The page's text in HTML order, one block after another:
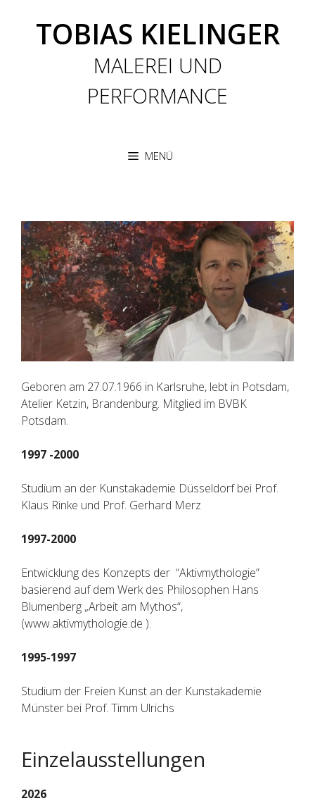
TOBIAS KIELINGER
MALEREI UND
PERFORMANCE
MENÜ
Geboren am 27.07.1966 in Karlsruhe, lebt in Potsdam,
Atelier Ketzin, Brandenburg. Mitglied im BVBK
Potsdam.
1997 -2000
Studium an der Kunstakademie Düsseldorf bei Prof.
Klaus Rinke und Prof. Gerhard Merz
1997-2000
Entwicklung des Konzepts der “Aktivmythologie”
basierend auf dem Werk des Philosophen Hans
Blumenberg „Arbeit am Mythos“,
(www.aktivmythologie.de ).
1995-1997
Studium der Freien Kunst an der Kunstakademie
Münster bei Prof. Timm Ulrichs
Einzelausstellungen
2026